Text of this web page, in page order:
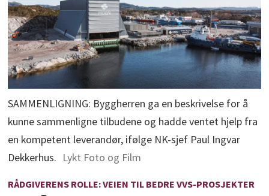
SAMMENLIGNING: Byggherren ga en beskrivelse for å
kunne sammenligne tilbudene og hadde ventet hjelp fra
en kompetent leverandør, ifølge NK-sjef Paul Ingvar
Dekkerhus. Lykt Foto og Film
RÅDGIVERENS ROLLE: VEIEN TIL BEDRE VVS-PROSJEKTER